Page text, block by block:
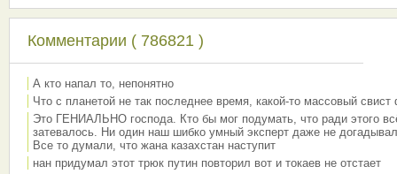
Комментарии ( 786821 )
А кто напал то, непонятно
Что с планетой не так последнее время, какой-то массовый свист
Это ГЕНИАЛЬНО господа. Кто бы мог подумать, что ради этого
затевалось. Ни один наш шибко умный эксперт даже не
Все то думали, что жана казахстан наступит
нан придумал этот трюк путин повторил вот и токаев не отстает